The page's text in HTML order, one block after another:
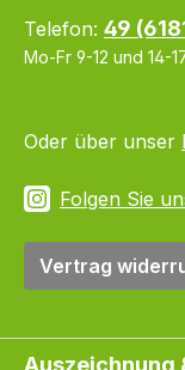
Telefon: 49
Mo-Fr 9-12 und 14-
Oder über unser
Folgen Sie
Vertrag
Auszeichnung